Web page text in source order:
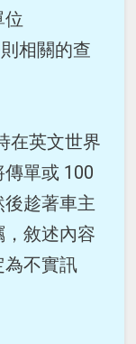
位
相關的查
在英文世界
單或 100
趁著車主
敘述內容
為不實訊